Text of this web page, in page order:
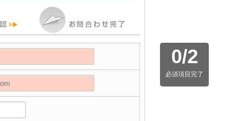
0/2
必須項目完了